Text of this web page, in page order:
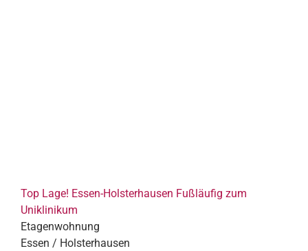
Top Lage! Essen-Holsterhausen Fußläufig zum
Uniklinikum
Etagenwohnung
Essen / Holsterhausen